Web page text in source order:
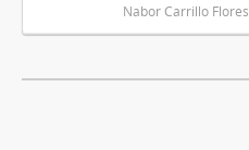
Nabor Carrillo Flores